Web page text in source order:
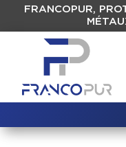
FRANCOPUR,